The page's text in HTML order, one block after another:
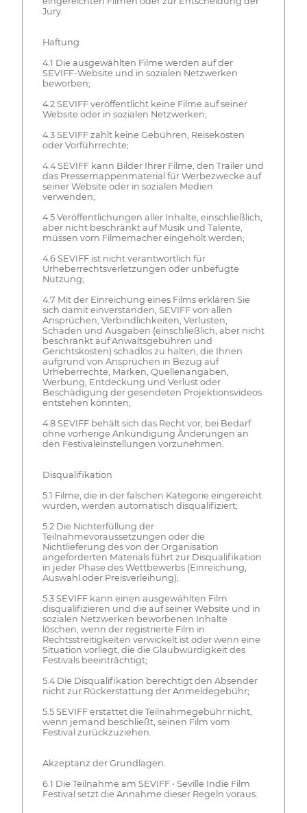
Jury.
Haftung
4.1 Die ausgewählten Filme werden auf der
SEVIFF-Website und in sozialen Netzwerken
beworben;
4.2 SEVIFF veröffentlicht keine Filme auf seiner
Website oder in sozialen Netzwerken;
4.3 SEVIFF zahlt keine Gebühren, Reisekosten
oder Vorführrechte;
4.4 SEVIFF kann Bilder Ihrer Filme, den Trailer und
das Pressemappenmaterial für Werbezwecke auf
seiner Website oder in sozialen Medien
verwenden;
4.5 Veröffentlichungen aller Inhalte, einschließlich,
aber nicht beschränkt auf Musik und Talente,
müssen vom Filmemacher eingeholt werden;
4.6 SEVIFF ist nicht verantwortlich für
Urheberrechtsverletzungen oder unbefugte
Nutzung;
4.7 Mit der Einreichung eines Films erklären Sie
sich damit einverstanden, SEVIFF von allen
Ansprüchen, Verbindlichkeiten, Verlusten,
Schäden und Ausgaben (einschließlich, aber nicht
beschränkt auf Anwaltsgebühren und
Gerichtskosten) schadlos zu halten, die Ihnen
aufgrund von Ansprüchen in Bezug auf
Urheberrechte, Marken, Quellenangaben,
Werbung, Entdeckung und Verlust oder
Beschädigung der gesendeten Projektionsvideos
entstehen könnten;
4.8 SEVIFF behält sich das Recht vor, bei Bedarf
ohne vorherige Ankündigung Änderungen an
den Festivaleinstellungen vorzunehmen.
Disqualifikation
5.1 Filme, die in der falschen Kategorie eingereicht
wurden, werden automatisch disqualifiziert;
5.2 Die Nichterfüllung der
Teilnahmevoraussetzungen oder die
Nichtlieferung des von der Organisation
angeforderten Materials führt zur Disqualifikation
in jeder Phase des Wettbewerbs (Einreichung,
Auswahl oder Preisverleihung);
5.3 SEVIFF kann einen ausgewählten Film
disqualifizieren und die auf seiner Website und in
sozialen Netzwerken beworbenen Inhalte
löschen, wenn der registrierte Film in
Rechtsstreitigkeiten verwickelt ist oder wenn eine
Situation vorliegt, die die Glaubwürdigkeit des
Festivals beeinträchtigt;
5.4 Die Disqualifikation berechtigt den Absender
nicht zur Rückerstattung der Anmeldegebühr;
5.5 SEVIFF erstattet die Teilnahmegebühr nicht,
wenn jemand beschließt, seinen Film vom
Festival zurückzuziehen.
Akzeptanz der Grundlagen.
6.1 Die Teilnahme am SEVIFF • Seville Indie Film
Festival setzt die Annahme dieser Regeln voraus.